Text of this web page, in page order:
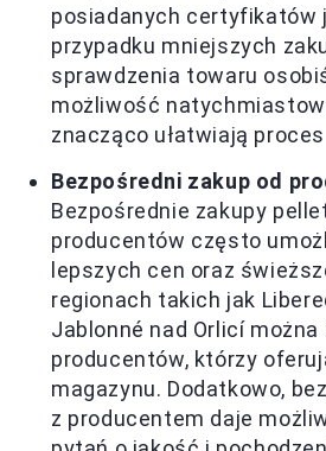
posiadanych certyfikatów
przypadku mniejszych
sprawdzenia towaru
możliwość
znacząco ułatwiają
Bezpośredni zakup od
Bezpośrednie zakupy
producentów często
lepszych cen oraz
regionach takich jak
Jablonné nad Orlicí
producentów, którzy
magazynu. Dodatkowo,
z producentem daje